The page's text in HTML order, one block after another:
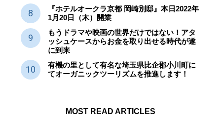
『ホテルオークラ京都 岡崎別邸』本日2022年
1月20日（木）開業
もうドラマや映画の世界だけではない！アタ
ッシュケースからお金を取り出せる時代が遂
に到来
有機の里として有名な埼玉県比企郡小川町に
てオーガニックツーリズムを推進します！
MOST READ ARTICLES